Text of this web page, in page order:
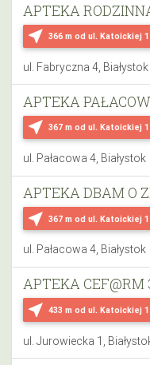
near_me 366 m od ul. Katoickiej 1
APTEKA
ul. Fabryczna 4, Białystok
near_me 367 m od ul. Katoickiej 1
APTEKA
ul. Pałacowa 4, Białystok
near_me 367 m od ul. Katoickiej 1
APTEKA DBAM O
ul. Pałacowa 4, Białystok
near_me 433 m od ul. Katoickiej 1
APTEKA CEF@RM
ul. Jurowiecka 1,